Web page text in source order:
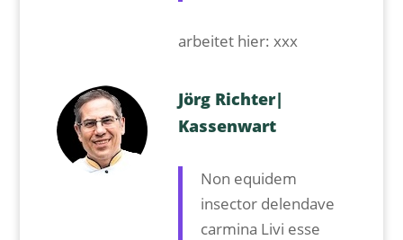
arbeitet hier: xxx
Jörg Richter|
Kassenwart
Non equidem
insector delendave
carmina Livi esse